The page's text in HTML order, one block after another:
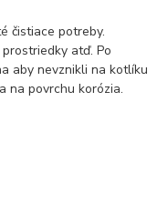
čistiace potreby.
atď. Po
aby nevznikli na kotlíku
na povrchu korózia.